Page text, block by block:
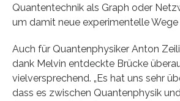
Quantentechnik als Graph oder
um damit neue experimentelle
Auch für Quantenphysiker Anton
dank Melvin entdeckte Brücke
vielversprechend. „Es hat uns sehr
dass es zwischen Quantenphysik